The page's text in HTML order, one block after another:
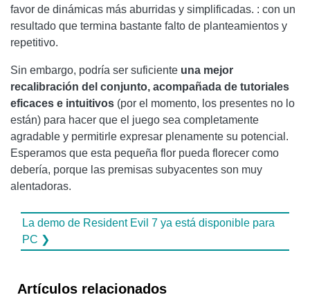
favor de dinámicas más aburridas y simplificadas. : con un
resultado que termina bastante falto de planteamientos y
repetitivo.
Sin embargo, podría ser suficiente una mejor
recalibración del conjunto, acompañada de tutoriales
eficaces e intuitivos (por el momento, los presentes no lo
están) para hacer que el juego sea completamente
agradable y permitirle expresar plenamente su potencial.
Esperamos que esta pequeña flor pueda florecer como
debería, porque las premisas subyacentes son muy
alentadoras.
La demo de Resident Evil 7 ya está disponible para
PC ❯
Artículos relacionados